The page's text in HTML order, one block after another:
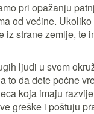
pri opažanju
od većine.
strane zemlje,
ljudi u svom
da dete počne
koja imaju
greške i poštuju